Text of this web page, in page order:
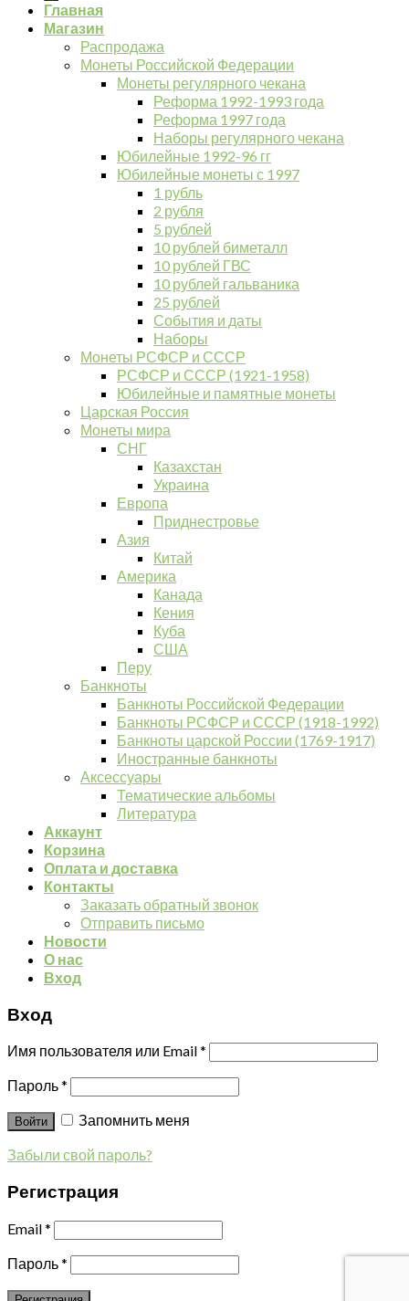
Главная
Магазин
Распродажа
Монеты Российской Федерации
Монеты регулярного чекана
Реформа 1992-1993 года
Реформа 1997 года
Наборы регулярного чекана
Юбилейные 1992-96 гг
Юбилейные монеты с 1997
1 рубль
2 рубля
5 рублей
10 рублей биметалл
10 рублей ГВС
10 рублей гальваника
25 рублей
События и даты
Наборы
Монеты РСФСР и СССР
РСФСР и СССР (1921-1958)
Юбилейные и памятные монеты
Царская Россия
Монеты мира
СНГ
Казахстан
Украина
Европа
Приднестровье
Азия
Китай
Америка
Канада
Кения
Куба
США
Перу
Банкноты
Банкноты Российской Федерации
Банкноты РСФСР и СССР (1918-1992)
Банкноты царской России (1769-1917)
Иностранные банкноты
Аксессуары
Тематические альбомы
Литература
Аккаунт
Корзина
Оплата и доставка
Контакты
Заказать обратный звонок
Отправить письмо
Новости
О нас
Вход
Вход
Имя пользователя или Email*
Пароль*
Войти
Запомнить меня
Забыли свой пароль?
Регистрация
Email*
Пароль*